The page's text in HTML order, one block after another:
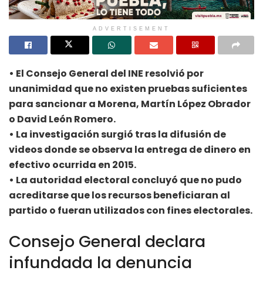
ADVERTISEMENT
• El Consejo General del INE resolvió por
unanimidad que no existen pruebas suficientes
para sancionar a Morena, Martín López Obrador
o David León Romero.
• La investigación surgió tras la difusión de
videos donde se observa la entrega de dinero en
efectivo ocurrida en 2015.
• La autoridad electoral concluyó que no pudo
acreditarse que los recursos beneficiaran al
partido o fueran utilizados con fines electorales.
Consejo General declara
infundada la denuncia